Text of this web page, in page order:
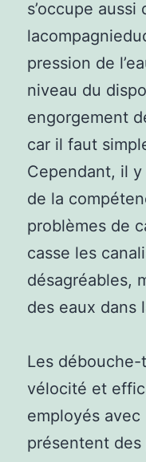
s’occupe aussi
pression de
niveau du
engorgement
car il faut
Cependant, il
de la
problèmes de
casse les
désagréables,
des eaux dans
Les débouche-
vélocité et
employés
présentent